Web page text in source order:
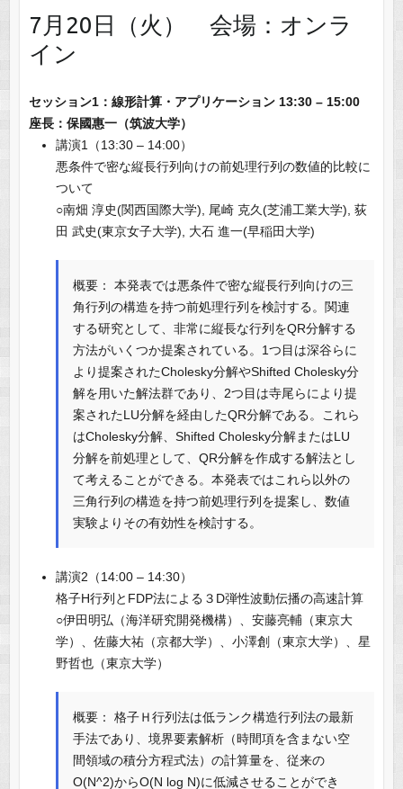
7月20日（火） 会場：オンラ
イン
セッション1：線形計算・アプリケーション 13:30 – 15:00
座長：保國惠一（筑波大学）
講演1（13:30 – 14:00）
悪条件で密な縦長行列向けの前処理行列の数値的比較に
ついて
○南畑 淳史(関西国際大学), 尾崎 克久(芝浦工業大学), 荻
田 武史(東京女子大学), 大石 進一(早稲田大学)
概要： 本発表では悪条件で密な縦長行列向けの三
角行列の構造を持つ前処理行列を検討する。関連
する研究として、非常に縦長な行列をQR分解する
方法がいくつか提案されている。1つ目は深谷らに
より提案されたCholesky分解やShifted Cholesky分
解を用いた解法群であり、2つ目は寺尾らにより提
案されたLU分解を経由したQR分解である。これら
はCholesky分解、Shifted Cholesky分解またはLU
分解を前処理として、QR分解を作成する解法とし
て考えることができる。本発表ではこれら以外の
三角行列の構造を持つ前処理行列を提案し、数値
実験よりその有効性を検討する。
講演2（14:00 – 14:30）
格子H行列とFDP法による３D弾性波動伝播の高速計算
○伊田明弘（海洋研究開発機構）、安藤亮輔（東京大
学）、佐藤大祐（京都大学）、小澤創（東京大学）、星
野哲也（東京大学）
概要： 格子Ｈ行列法は低ランク構造行列法の最新
手法であり、境界要素解析（時間項を含まない空
間領域の積分方程式法）の計算量を、従来の
O(N^2)からO(N log N)に低減させることができ